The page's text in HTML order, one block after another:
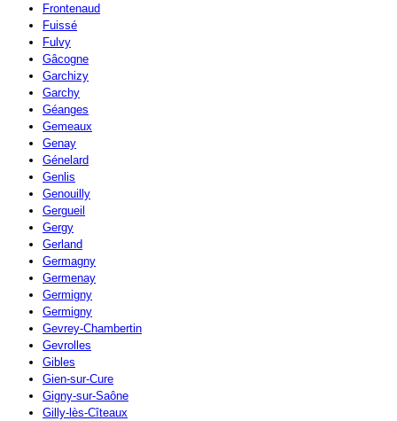
Frontenaud
Fuissé
Fulvy
Gâcogne
Garchizy
Garchy
Géanges
Gemeaux
Genay
Génelard
Genlis
Genouilly
Gergueil
Gergy
Gerland
Germagny
Germenay
Germigny
Germigny
Gevrey-Chambertin
Gevrolles
Gibles
Gien-sur-Cure
Gigny-sur-Saône
Gilly-lès-Cîteaux